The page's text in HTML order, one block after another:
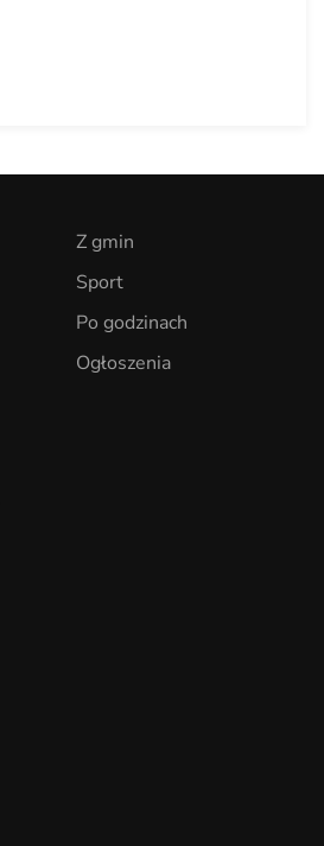
Z gmin
Sport
Po godzinach
Ogłoszenia